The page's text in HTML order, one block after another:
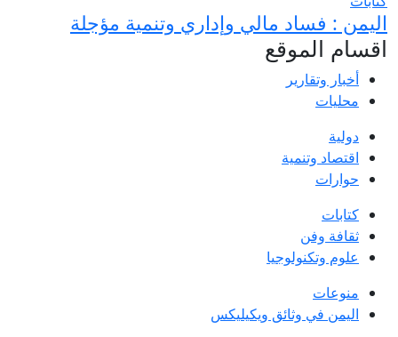
اليمن : فساد مالي وإداري وتنمية مؤجلة
اقسام الموقع
أخبار وتقارير
محليات
دولية
اقتصاد وتنمية
حوارات
كتابات
ثقافة وفن
علوم وتكنولوجيا
منوعات
اليمن في وثائق ويكيليكس